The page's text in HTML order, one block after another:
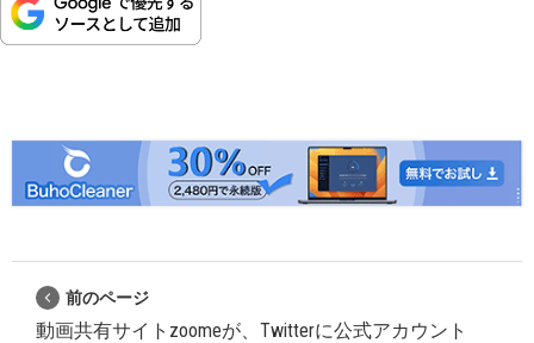
前のページ
動画共有サイトzoomeが、Twitterに公式アカウント